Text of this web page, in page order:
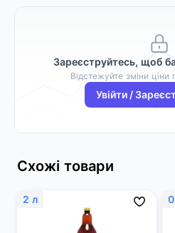
Зареєструйтесь, щоб
Відстежуйте зміни ціни
Увійти /
Схожі товари
2 л